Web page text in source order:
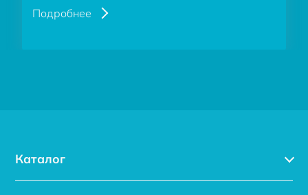
Подробнее
Каталог
Каталог